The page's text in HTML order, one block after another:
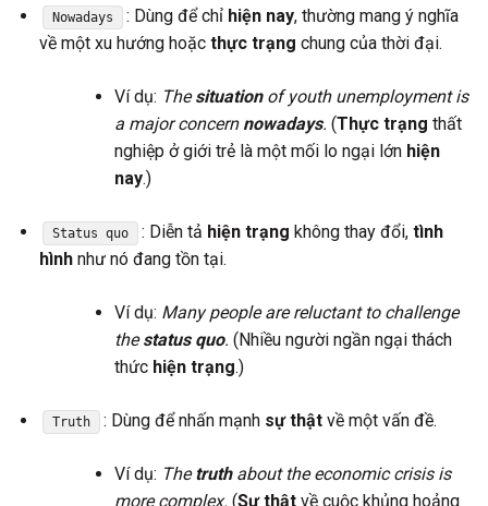
Nowadays : Dùng để chỉ hiện nay, thường mang ý nghĩa
về một xu hướng hoặc thực trạng chung của thời đại.
Ví dụ: Thesituationof youth unemployment is
a major concern nowadays. (Thực trạng thất
nghiệp ở giới trẻ là một mối lo ngại lớn hiện
nay.)
Status quo : Diễn tả hiện trạng không thay đổi,tình
hìnhnhư nó đang tồn tại.
Ví dụ: Many people are reluctant to challenge
thestatus quo. (Nhiều người ngần ngại thách
thức hiện trạng.)
Truth : Dùng để nhấn mạnh sự thật về một vấn đề.
Ví dụ: Thetruthabout the economic crisis is
more complex. (Sự thậtvề cuộc khủng hoảng